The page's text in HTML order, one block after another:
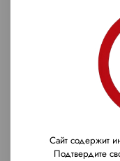
Характеристики
Сайт содержит
Подтвердите